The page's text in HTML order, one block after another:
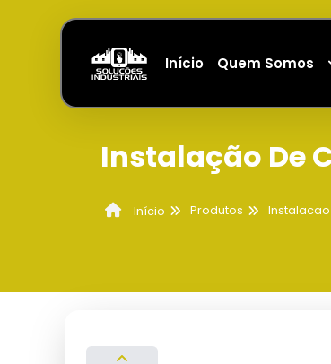
Início Quem Somos
Instalação De
Início Produtos